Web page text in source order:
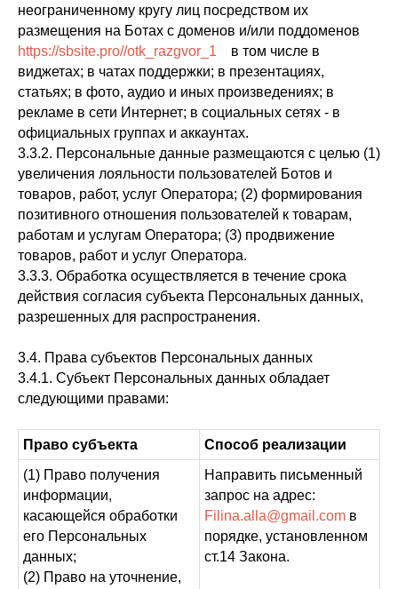
неограниченному кругу лиц посредством их
размещения на Ботах с доменов и/или поддоменов
https://sbsite.pro//otk_razgvor_1 в том числе в
виджетах; в чатах поддержки; в презентациях,
статьях; в фото, аудио и иных произведениях; в
рекламе в сети Интернет; в социальных сетях - в
официальных группах и аккаунтах.
3.3.2. Персональные данные размещаются с целью (1)
увеличения лояльности пользователей Ботов и
товаров, работ, услуг Оператора; (2) формирования
позитивного отношения пользователей к товарам,
работам и услугам Оператора; (3) продвижение
товаров, работ и услуг Оператора.
3.3.3. Обработка осуществляется в течение срока
действия согласия субъекта Персональных данных,
разрешенных для распространения.
3.4. Права субъектов Персональных данных
3.4.1. Субъект Персональных данных обладает
следующими правами:
Право субъекта
Способ реализации
(1) Право получения
информации,
касающейся обработки
его Персональных
данных;
(2) Право на уточнение,
Направить письменный
запрос на адрес:
Filina.alla@gmail.com в
порядке, установленном
ст.14 Закона.